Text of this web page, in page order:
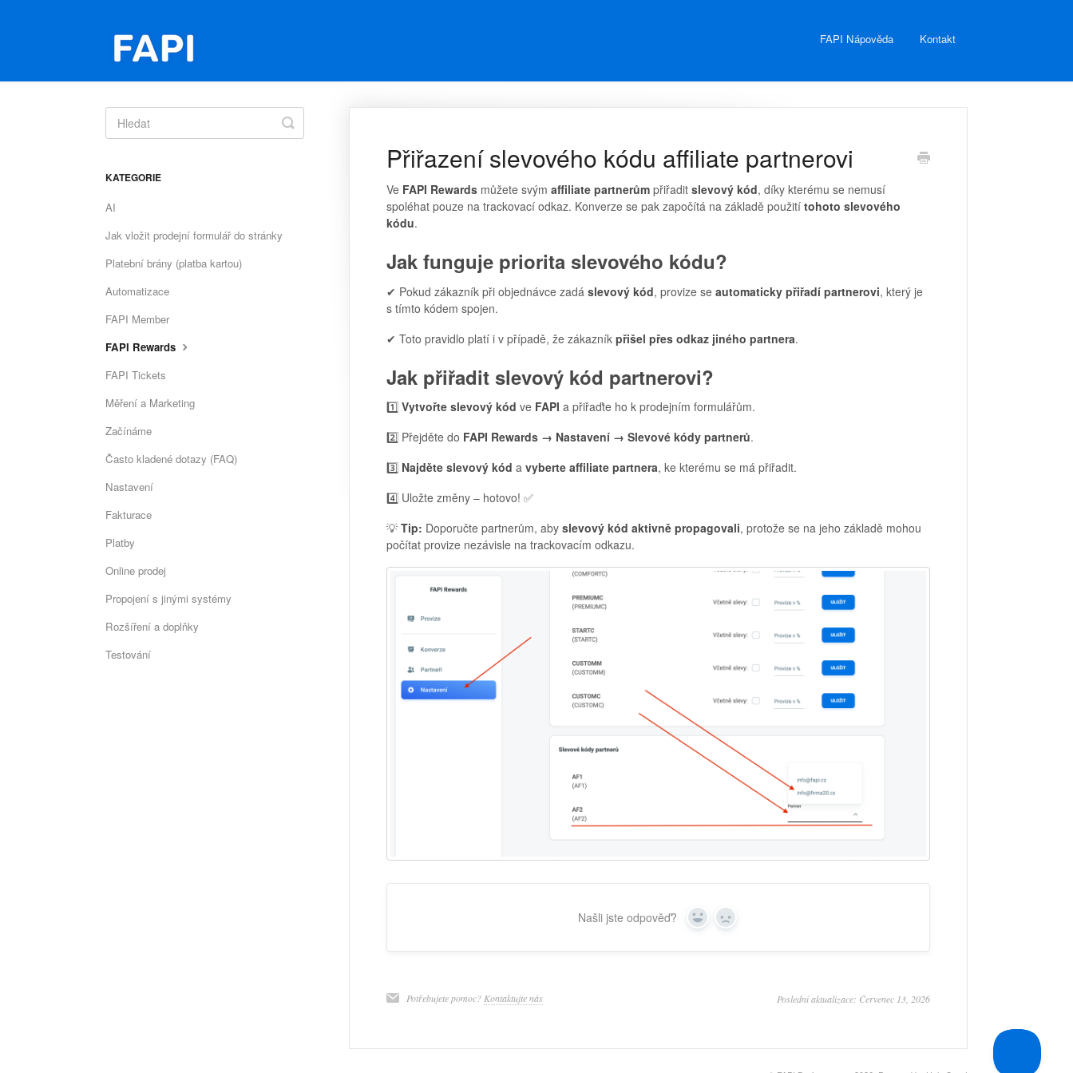
FAPI Nápověda Kontakt
Přiřazení slevového kódu affiliate partnerovi
Ve FAPI Rewardsmůžete svým affiliate partnerůmpřiřadit slevový kód, díky kterému se nemusí
spoléhat pouze na trackovací odkaz. Konverze se pak započítá na základě použití tohoto slevového
kódu.
Jak funguje priorita slevového kódu?
✔ Pokud zákazník při objednávce zadá slevový kód, provize se automaticky přiřadí partnerovi, který je
s tímto kódem spojen.
✔ Toto pravidlo platí i v případě, že zákazník přišel přes odkaz jiného partnera.
Jak přiřadit slevový kód partnerovi?
1️⃣ Vytvořte slevový kód ve FAPI a přiřaďte ho k prodejním formulářům.
2️⃣ Přejděte do FAPI Rewards → Nastavení → Slevové kódy partnerů.
3️⃣ Najděte slevový kód a vyberte affiliate partnera, ke kterému se má přiřadit.
4️⃣ Uložte změny – hotovo! ✅
💡 Tip: Doporučte partnerům, aby slevový kód aktivně propagovali, protože se na jeho základě mohou
počítat provize nezávisle na trackovacím odkazu.
Našli jste odpověď? Yes No
Potřebujete pomoc? Kontaktujte nás Poslední aktualizace: Červenec 13, 2026
Toggle
Search
KATEGORIE
AI
Jak vložit prodejní formulář do stránky
Platební brány (platba kartou)
Automatizace
FAPI Member
FAPI Rewards
FAPI Tickets
Měření a Marketing
Začínáme
Často kladené dotazy (FAQ)
Nastavení
Fakturace
Platby
Online prodej
Propojení s jinými systémy
Rozšíření a doplňky
Testování